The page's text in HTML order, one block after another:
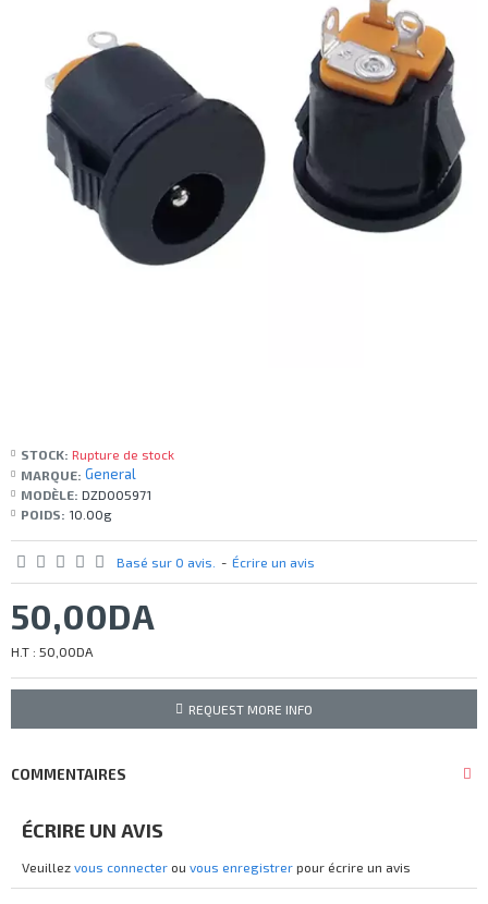
STOCK: Rupture de stock
MARQUE: General
MODÈLE: DZD005971
POIDS: 10.00g
Basé sur 0 avis. - Écrire un avis
50,00DA
H.T : 50,00DA
REQUEST MORE INFO
COMMENTAIRES
ÉCRIRE UN AVIS
Veuillez vous connecter ou vous enregistrer pour écrire un avis